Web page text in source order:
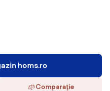
homs.ro
Comparaţie